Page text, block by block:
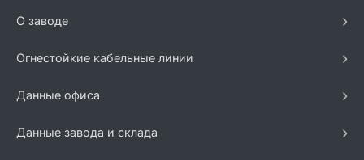
О заводе ›
Огнестойкие кабельные линии ›
Данные офиса ›
Данные завода и склада ›